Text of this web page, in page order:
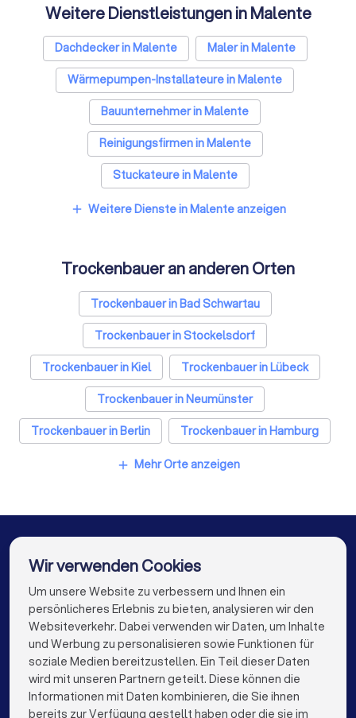
Weitere Dienstleistungen in Malente
Dachdecker in Malente
Maler in Malente
Wärmepumpen-Installateure in Malente
Bauunternehmer in Malente
Reinigungsfirmen in Malente
Stuckateure in Malente
Spezialisten für Dämmung in Malente
Kammerjäger in Malente
Sicherheitstechniker in Malente
Sanitärinstallateure in Malente
Fliesenleger in Malente
Fensterbauer in Malente
Bodenleger in Malente
add Weitere Dienste in Malente anzeigen
Trockenbauer an anderen Orten
Trockenbauer in Bad Schwartau
Trockenbauer in Stockelsdorf
Trockenbauer in Kiel
Trockenbauer in Lübeck
Trockenbauer in Neumünster
Trockenbauer in Berlin
Trockenbauer in Hamburg
Trockenbauer in München
Trockenbauer in Köln
Trockenbauer in Düsseldorf
Trockenbauer in Dortmund
Trockenbauer in Essen
Trockenbauer in Bremen
Trockenbauer in Nürnberg
Trockenbauer in Dresden
add Mehr Orte anzeigen
Die besten Unternehmen für Sie
info@trustlocal.de
Wir verwenden Cookies
Um unsere Website zu verbessern und Ihnen ein
persönlicheres Erlebnis zu bieten, analysieren wir den
Websiteverkehr. Dabei verwenden wir Daten, um Inhalte
und Werbung zu personalisieren sowie Funktionen für
soziale Medien bereitzustellen. Ein Teil dieser Daten
wird mit unseren Partnern geteilt. Diese können die
Informationen mit Daten kombinieren, die Sie ihnen
bereits zur Verfügung gestellt haben oder die sie im